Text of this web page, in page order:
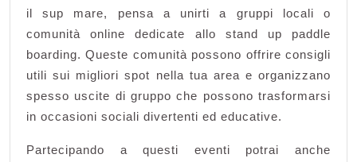
il sup mare, pensa a unirti a gruppi locali o
comunità online dedicate allo stand up paddle
boarding. Queste comunità possono offrire consigli
utili sui migliori spot nella tua area e organizzano
spesso uscite di gruppo che possono trasformarsi
in occasioni sociali divertenti ed educative.
Partecipando a questi eventi potrai anche